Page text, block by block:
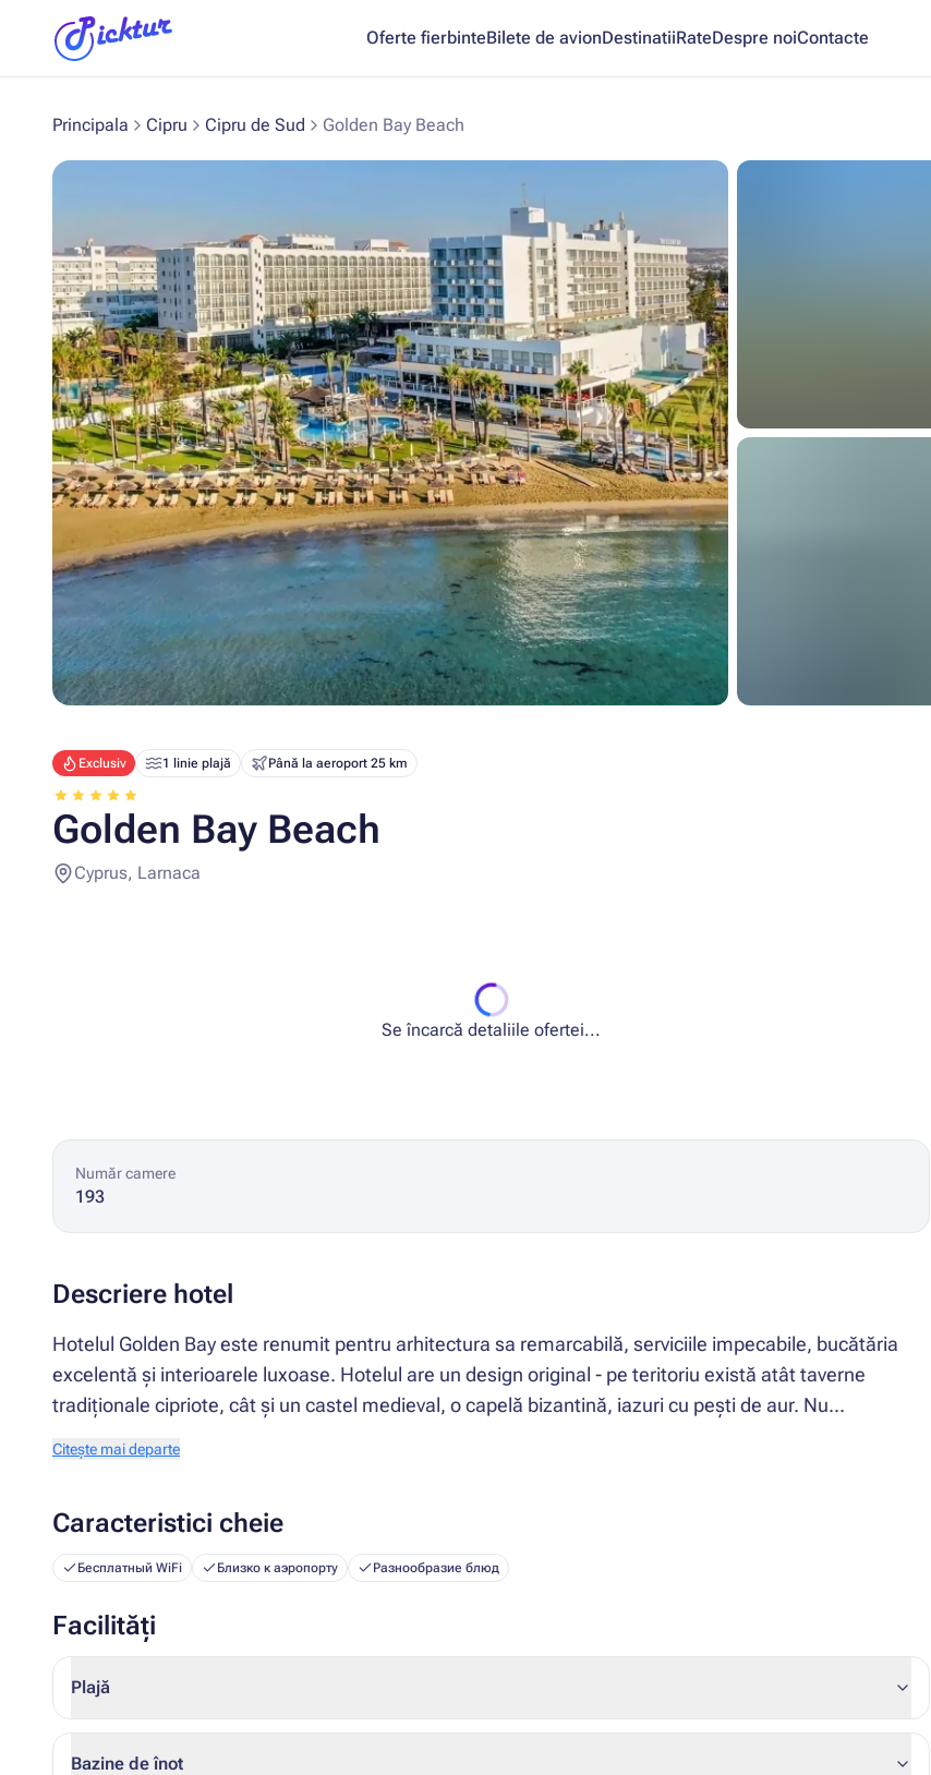
Oferte fierbinteBilete de avionDestinatiiRateDespre noiContacte
Principala Cipru Cipru de Sud Golden Bay Beach
Exclusiv 1 linie plajă Până la aeroport 25 km
Golden Bay Beach
Cyprus, Larnaca
Se încarcă detaliile ofertei...
Număr camere
193
Descriere hotel
Hotelul Golden Bay este renumit pentru arhitectura sa remarcabilă, serviciile impecabile, bucătăria
excelentă și interioarele luxoase. Hotelul are un design original - pe teritoriu există atât taverne
tradiționale cipriote, cât și un castel medieval, o capelă bizantină, iazuri cu pești de aur. Nu...
Citește mai departe
Caracteristici cheie
Бесплатный WiFi Близко к аэропорту Разнообразие блюд
Facilități
Plajă
Bazine de înot